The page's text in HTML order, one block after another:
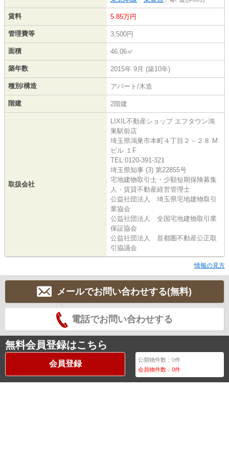
賃料 5.85万円
管理費等 3,500円
面積 46.06㎡
築年数 2015年 9月 (築10年)
種別/構造 アパート/木造
階建 2階建
取扱会社
LIXIL不動産ショップ エフタウン鴻
巣駅前店
埼玉県鴻巣市本町４丁目２－２８ M
ビル １F
TEL:0120-391-321
埼玉県知事 (3) 第22855号
宅地建物取引士・少額短期保険募集
人・賃貸不動産経営管理士
公益社団法人 埼玉県宅地建物取引
業協会
公益社団法人 全国宅地建物取引業
保証協会
公益社団法人 首都圏不動産公正取
引協議会
情報の見方
メールでお問い合わせする(無料)
電話でお問い合わせする
無料会員登録はこちら
会員登録 公開物件数：0件
会員物件数：0件